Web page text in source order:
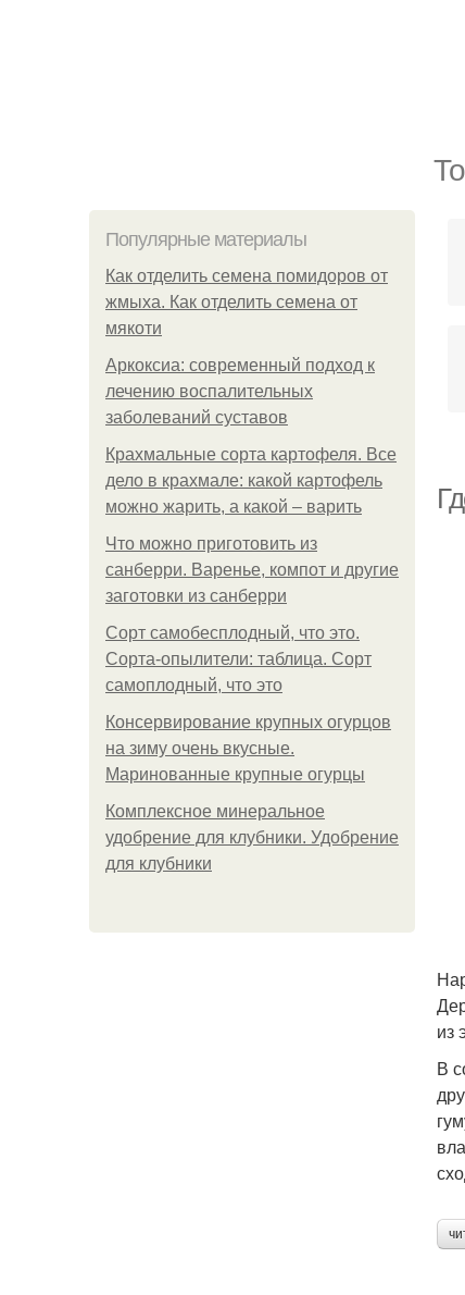
Популярные материалы
Как отделить семена помидоров от
жмыха. Как отделить семена от
мякоти
Аркоксиа: современный подход к
лечению воспалительных
заболеваний суставов
Крахмальные сорта картофеля. Все
дело в крахмале: какой картофель
можно жарить, а какой – варить
Что можно приготовить из
санберри. Варенье, компот и другие
заготовки из санберри
Сорт самобесплодный, что это.
Сорта-опылители: таблица. Сорт
самоплодный, что это
Консервирование крупных огурцов
на зиму очень вкусные.
Маринованные крупные огурцы
Комплексное минеральное
удобрение для клубники. Удобрение
для клубники
из
В